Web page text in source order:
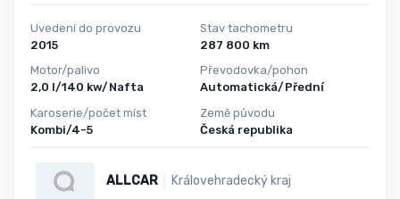
Uvedení do provozu
2015
Motor/palivo
2,0 l/140 kw/Nafta
Karoserie/počet míst
Kombi/4-5
Stav tachometru
287 800 km
Převodovka/pohon
Automatická/Přední
Země původu
Česká republika
ALLCAR Královehradecký kraj